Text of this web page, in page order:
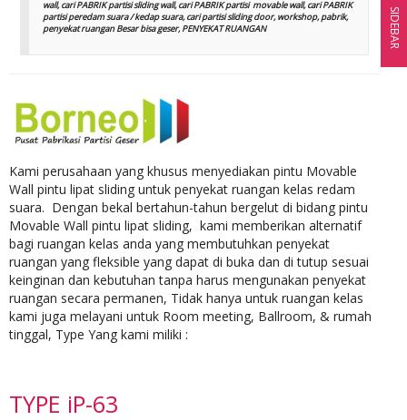
wall, cari PABRIK partisi sliding wall, cari PABRIK partisi movable wall, cari PABRIK
partisi peredam suara / kedap suara, cari partisi sliding door, workshop, pabrik,
penyekat ruangan Besar bisa geser, PENYEKAT RUANGAN
Kami perusahaan yang khusus menyediakan pintu Movable
Wall pintu lipat sliding untuk penyekat ruangan kelas redam
suara. Dengan bekal bertahun-tahun bergelut di bidang pintu
Movable Wall pintu lipat sliding, kami memberikan alternatif
bagi ruangan kelas anda yang membutuhkan penyekat
ruangan yang fleksible yang dapat di buka dan di tutup sesuai
keinginan dan kebutuhan tanpa harus mengunakan penyekat
ruangan secara permanen, Tidak hanya untuk ruangan kelas
kami juga melayani untuk Room meeting, Ballroom, & rumah
tinggal, Type Yang kami miliki :
TYPE iP-63
SIDEBAR